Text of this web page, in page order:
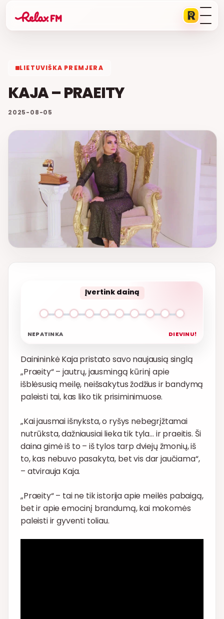
LIETUVIŠKA PREMJERA
KAJA – PRAEITY
2025-08-05
Įvertink dainą
NEPATINKA DIEVINU!
Dainininkė Kaja pristato savo naujausią singlą
„Praeity“ – jautrų, jausmingą kūrinį apie
išblėsusią meilę, neišsakytus žodžius ir bandymą
paleisti tai, kas liko tik prisiminimuose.
„Kai jausmai išnyksta, o ryšys nebegrįžtamai
nutrūksta, dažniausiai lieka tik tyla… ir praeitis. Ši
daina gimė iš to – iš tylos tarp dviejų žmonių, iš
to, kas nebuvo pasakyta, bet vis dar jaučiama“,
– atvirauja Kaja.
„Praeity“ – tai ne tik istorija apie meilės pabaigą,
bet ir apie emocinį brandumą, kai mokomės
paleisti ir gyventi toliau.